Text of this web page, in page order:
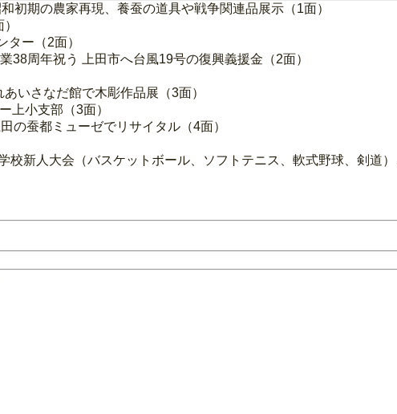
初期の農家再現、養蚕の道具や戦争関連品展示（1面）
ー（2面）
38周年祝う 上田市へ台風19号の復興義援金（2面）
いさなだ館で木彫作品展（3面）
上小支部（3面）
の蚕都ミューゼでリサイタル（4面）
新人大会（バスケットボール、ソフトテニス、軟式野球、剣道